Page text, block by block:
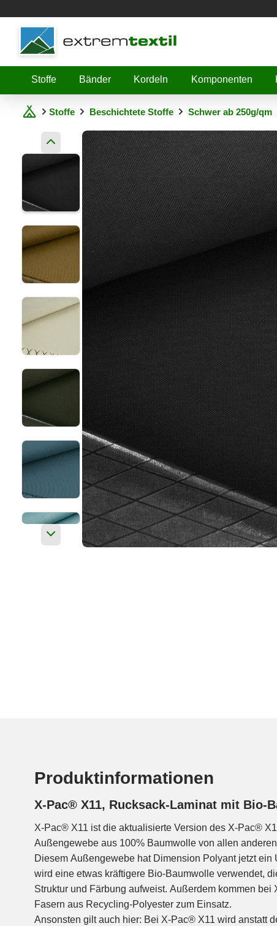
Shopware
Stoffe
Bänder Kordeln Komponenten
Stoffe Beschichtete Stoffe Schwer ab 250g/qm
Produktinformationen
X-Pac® X11, Rucksack-Laminat mit Bio-
X-Pac® X11 ist die aktualisierte Version des X-Pac®
Außengewebe aus 100% Baumwolle von allen
Diesem Außengewebe hat Dimension Polyant jetzt ein
wird eine etwas kräftigere Bio-Baumwolle verwendet,
Struktur und Färbung aufweist. Außerdem kommen bei
Fasern aus Recycling-Polyester zum Einsatz.
Ansonsten gilt auch hier: Bei X-Pac® X11 wird anstatt
Rucksäcke, Packtaschen, Taschen etc. mit einer